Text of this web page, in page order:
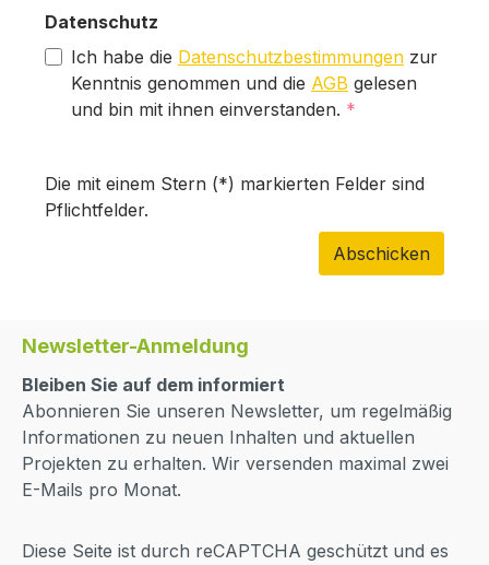
Datenschutz
Ich habe die Datenschutzbestimmungen zur
Kenntnis genommen und die AGB gelesen
und bin mit ihnen einverstanden. *
Die mit einem Stern (*) markierten Felder sind
Pflichtfelder.
Abschicken
Newsletter-Anmeldung
Bleiben Sie auf dem informiert
Abonnieren Sie unseren Newsletter, um regelmäßig
Informationen zu neuen Inhalten und aktuellen
Projekten zu erhalten. Wir versenden maximal zwei
E-Mails pro Monat.
Diese Seite ist durch reCAPTCHA geschützt und es